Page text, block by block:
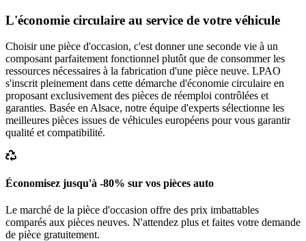
L'économie circulaire au service de votre véhicule
Choisir une pièce d'occasion, c'est donner une seconde vie à un
composant parfaitement fonctionnel plutôt que de consommer les
ressources nécessaires à la fabrication d'une pièce neuve. LPAO
s'inscrit pleinement dans cette démarche d'économie circulaire en
proposant exclusivement des pièces de réemploi contrôlées et
garanties. Basée en Alsace, notre équipe d'experts sélectionne les
meilleures pièces issues de véhicules européens pour vous garantir
qualité et compatibilité.
Économisez jusqu'à -80% sur vos pièces auto
Le marché de la pièce d'occasion offre des prix imbattables
comparés aux pièces neuves. N'attendez plus et faites votre demande
de pièce gratuitement.